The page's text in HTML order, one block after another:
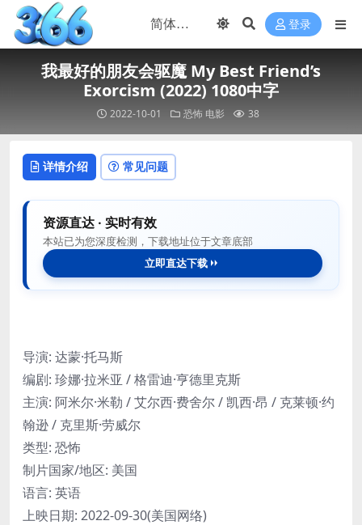
登录
我最好的朋友会驱魔 My Best Friend’s
Exorcism (2022) 1080中字
2022-10-01 恐怖 电影 38
详情介绍 常见问题
资源直达 · 实时有效
本站已为您深度检测，下载地址位于文章底部
立即直达下载
导演: 达蒙·托马斯
编剧: 珍娜·拉米亚 / 格雷迪·亨德里克斯
主演: 阿米尔·米勒 / 艾尔西·费舍尔 / 凯西·昂 / 克莱顿·约
翰逊 / 克里斯·劳威尔
类型: 恐怖
制片国家/地区: 美国
语言: 英语
上映日期: 2022-09-30(美国网络)